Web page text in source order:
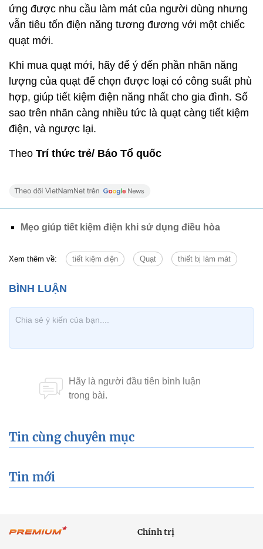
ứng được nhu cầu làm mát của người dùng nhưng
vẫn tiêu tốn điện năng tương đương với một chiếc
quạt mới.
Khi mua quạt mới, hãy để ý đến phần nhãn năng
lượng của quạt để chọn được loại có công suất phù
hợp, giúp tiết kiệm điện năng nhất cho gia đình. Số
sao trên nhãn càng nhiều tức là quạt càng tiết kiệm
điện, và ngược lại.
Theo Trí thức trẻ/ Báo Tổ quốc
Mẹo giúp tiết kiệm điện khi sử dụng điều hòa
Xem thêm về: tiết kiệm điện Quạt thiết bị làm mát
Tin cùng chuyên mục
Tin mới
Chính trị